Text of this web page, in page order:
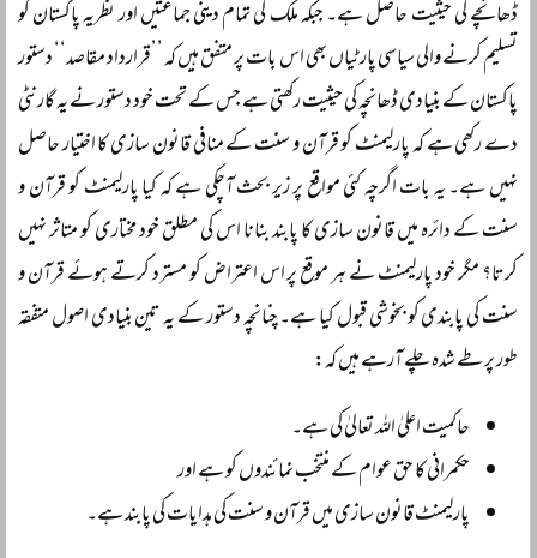
ڈھانچے کی حیثیت حاصل ہے۔ جبکہ ملک کی تمام دینی جماعتیں اور نظریہ پاکستان کو
تسلیم کرنے والی سیاسی پارٹیاں بھی اس بات پر متفق ہیں کہ ’’قرارداد مقاصد‘‘ دستور
پاکستان کے بنیادی ڈھانچہ کی حیثیت رکھتی ہے جس کے تحت خود دستور نے یہ گارنٹی
دے رکھی ہے کہ پارلیمنٹ کو قرآن و سنت کے منافی قانون سازی کا اختیار حاصل
نہیں ہے۔ یہ بات اگرچہ کئی مواقع پر زیر بحث آچکی ہے کہ کیا پارلیمنٹ کو قرآن و
سنت کے دائرہ میں قانون سازی کا پابند بنانا اس کی مطلق خود مختاری کو متاثر نہیں
کرتا؟ مگر خود پارلیمنٹ نے ہر موقع پر اس اعتراض کو مسترد کرتے ہوئے قرآن و
سنت کی پابندی کو بخوشی قبول کیا ہے۔ چنانچہ دستور کے یہ تین بنیادی اصول متفقہ
طور پر طے شدہ چلے آرہے ہیں کہ:
حاکمیت اعلیٰ اللہ تعالیٰ کی ہے۔
حکمرانی کا حق عوام کے منتخب نمائندوں کو ہے اور
پارلیمنٹ قانون سازی میں قرآن و سنت کی ہدایات کی پابند ہے۔